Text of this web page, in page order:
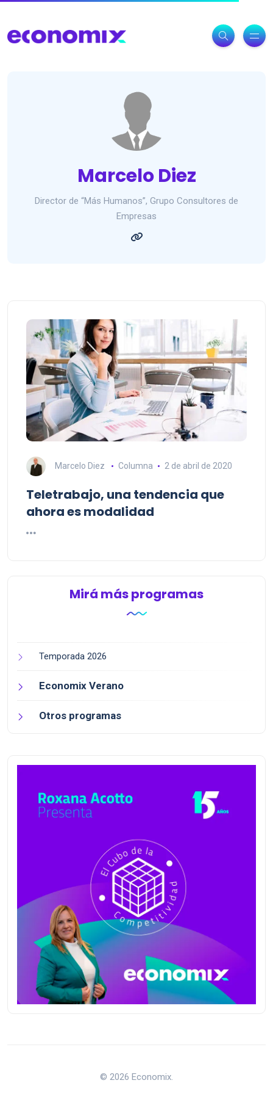
Marcelo Diez
Director de “Más Humanos”, Grupo Consultores de
Empresas
Marcelo Diez Columna 2 de abril de 2020
Teletrabajo, una tendencia que
ahora es modalidad
Mirá más programas
Temporada 2026
Economix Verano
Otros programas
© 2026 Economix.